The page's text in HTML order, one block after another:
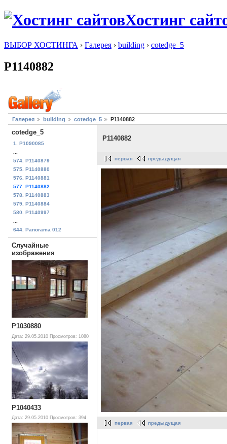
Хостинг
ВЫБОР ХОСТИНГА › Галерея › building › cotedge_5
P1140882
Галерея building cotedge_5 P1140882
cotedge_5
1. P1090085
...
574. P1140879
575. P1140880
576. P1140881
577. P1140882
578. P1140883
579. P1140884
580. P1140997
...
644. Panorama 012
Случайные
изображения
P1030880
Дата: 29.05.2010 Просмотров: 1080
P1040433
Дата: 29.05.2010 Просмотров: 394
P1140882
первая предыдущая
первая предыдущая